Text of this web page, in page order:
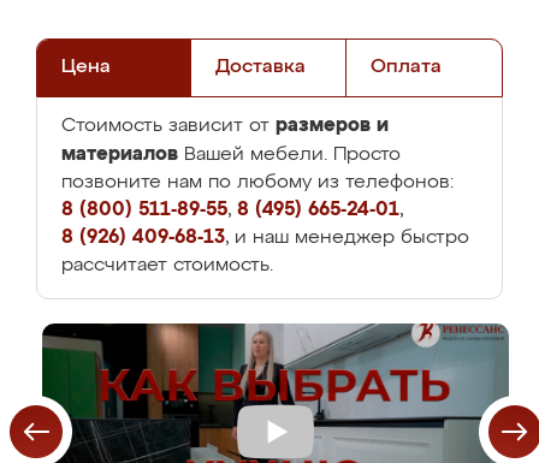
Цена Доставка Оплата
Стоимость зависит от размеров и
материалов Вашей мебели. Просто
позвоните нам по любому из телефонов:
8 (800) 511-89-55, 8 (495) 665-24-01,
8 (926) 409-68-13, и наш менеджер быстро
рассчитает стоимость.